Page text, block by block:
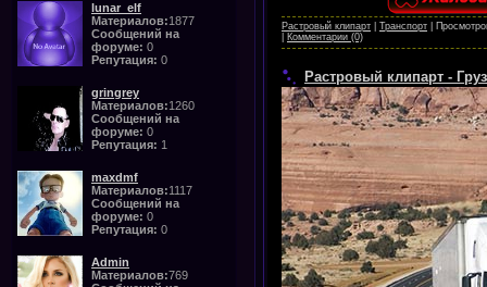
lunar_elf
Материалов:1877
Сообщений на
форуме: 0
Репутация: 0
gringrey
Материалов:1260
Сообщений на
форуме: 0
Репутация: 1
maxdmf
Материалов:1117
Сообщений на
форуме: 0
Репутация: 0
Admin
Материалов:769
Растровый клипарт Транспорт
Комментарии (0)
Растровый клипарт -